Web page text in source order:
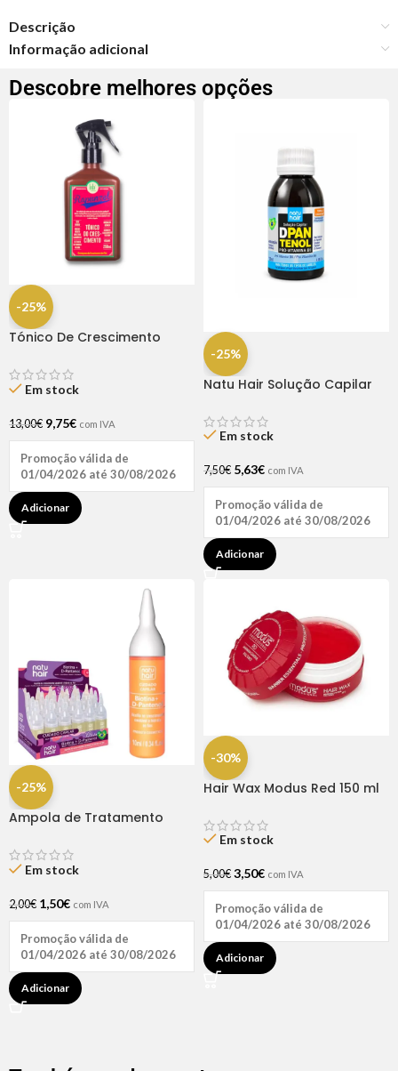
Descrição
Informação adicional
Descobre melhores opções
-25%
Tónico De Crescimento
Em stock
13,00€ 9,75€ com IVA
Promoção válida de
01/04/2026 até 30/08/2026
Adicionar
-25%
Natu Hair Solução Capilar
Em stock
7,50€ 5,63€ com IVA
Promoção válida de
01/04/2026 até 30/08/2026
Adicionar
-25%
Ampola de Tratamento
Hair (1 UNIDADE)
Em stock
2,00€ 1,50€ com IVA
Promoção válida de
01/04/2026 até 30/08/2026
Adicionar
-30%
Hair Wax Modus Red 150 ml
Em stock
5,00€ 3,50€ com IVA
Promoção válida de
01/04/2026 até 30/08/2026
Adicionar